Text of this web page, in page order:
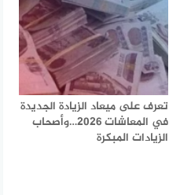
تعرف على ميعاد الزيادة الجديدة
في المعاشات 2026…وأصحاب
الزيادات المبكرة